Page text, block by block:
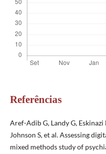
Referências
Aref-Adib G, Landy G,
Johnson S, et al. Assessing
mixed methods study of